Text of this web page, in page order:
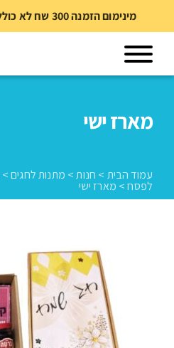
מינימום הזמנה 300 שח לא כולל משלוח ומיתוג
מארז ישי
עמוד הבית > חנות> מתנות לחגים>
לפסח> מארז ישי